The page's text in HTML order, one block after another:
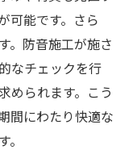
可能です。さら
。防音施工が施さ
なチェックを行
められます。こう
間にわたり快適な